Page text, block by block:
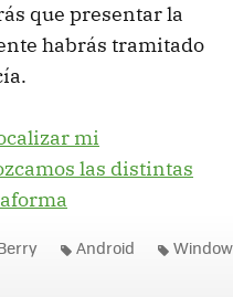
que presentar la
habrás tramitado
mi
las distintas
Android